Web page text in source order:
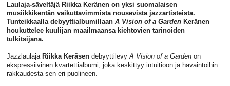
Laulaja-säveltäjä Riikka Keränen on yksi suomalaisen
musiikkikentän vaikuttavimmista nousevista jazzartisteista.
Tunteikkaalla debyyttialbumillaan A Vision of a Garden Keränen
houkuttelee kuulijan maailmaansa kiehtovien tarinoiden
tulkitsijana.
Jazzlaulaja Riikka Keräsen debyyttilevyA Vision of a Garden on
ekspressiivinen kvartettialbumi, joka keskittyy intuitioon ja havaintoihin
rakkaudesta sen eri puolineen.